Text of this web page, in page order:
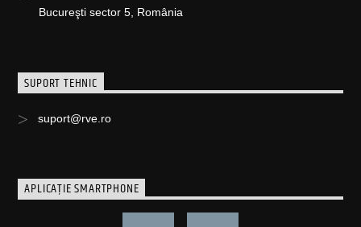
Bucureşti sector 5, România
SUPORT TEHNIC
suport@rve.ro
APLICAȚIE SMARTPHONE